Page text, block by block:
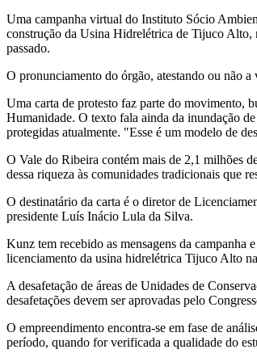
Uma campanha virtual do Instituto Sócio
construção da Usina Hidrelétrica de Tijuco Alto,
passado.
O pronunciamento do órgão, atestando ou não
Uma carta de protesto faz parte do movimento,
Humanidade. O texto fala ainda da inundação
protegidas atualmente. "Esse é um modelo de
O Vale do Ribeira contém mais de 2,1 milhões
dessa riqueza às comunidades tradicionais que
O destinatário da carta é o diretor de
presidente Luís Inácio Lula da Silva.
Kunz tem recebido as mensagens da campanha
licenciamento da usina hidrelétrica Tijuco Alto
A desafetação de áreas de Unidades de
desafetações devem ser aprovadas pelo
O empreendimento encontra-se em fase de
período, quando for verificada a qualidade do